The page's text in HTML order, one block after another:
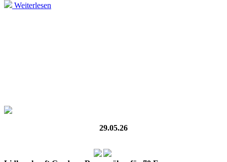
Weiterlesen
29.05.26